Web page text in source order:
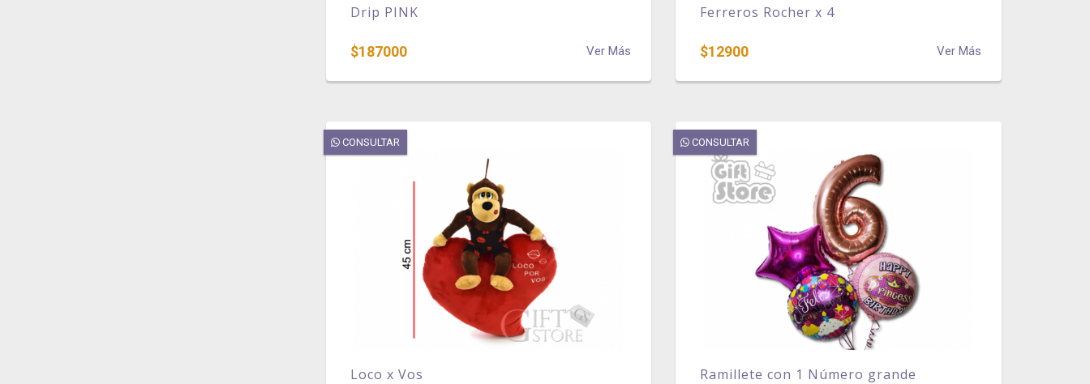
Drip PINK
$187000 Ver Más
Ferreros Rocher x 4
$12900 Ver Más
CONSULTAR
Loco x Vos
CONSULTAR
Ramillete con 1 Número grande